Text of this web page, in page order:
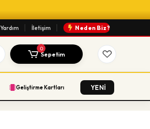
Yardım İletişim Neden Biz?
0
Sepetim
Geliştirme Kartları YENİ